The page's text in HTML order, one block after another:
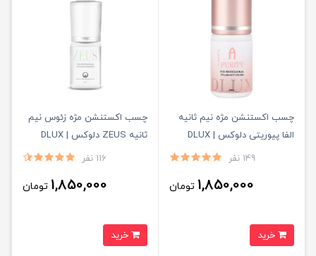
چسب اکستنشن مژه نیم ثانیه
الفا پیوریتی دلوکس | DLUX
PROFESSIONAL
149 نفر
1,850,000 تومان
چسب اکستنشن مژه زئوس نیم
ثانیه ZEUS دلوکس | DLUX
Professional
116 نفر
1,850,000 تومان